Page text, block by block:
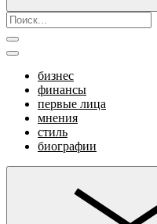
бизнес
финансы
первые лица
мнения
стиль
биографии